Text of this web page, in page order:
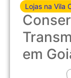
Lojas na Vila
em